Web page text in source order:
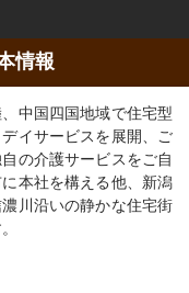
情報
中国四国地域で住宅型
イサービスを展開、ご
の介護サービスをご自
本社を構える他、新潟
川沿いの静かな住宅街